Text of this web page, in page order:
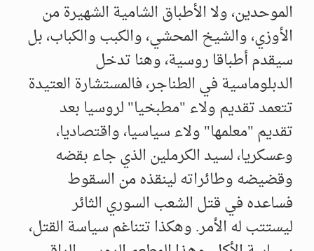
الموحدين، ولا الأطباق الشامية الشهيرة من
الأوزي، والشيخ المحشي، والكبب والكباب، بل
سيقدم أطباقا روسية، وهنا تدخل
الدبلوماسية في الطناجر، فالمستشارة العتيدة
تتعمد تقديم ولاء "مطبخيا" لروسيا بعد
تقديم "معلمها" ولاء سياسيا، واقتصاديا،
وعسكريا، لسيد الكرملين الذي جاء بقضه
وقضيضه وطائراته لينقذه من السقوط
فساعده في قتل الشعب السوري الثائر
ليستتب له الأمر. وهكذا تتناغم سياسة القتل،